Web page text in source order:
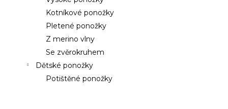
Kotníkové ponožky
Pletené ponožky
Z merino vlny
Se zvěrokruhem
Dětské ponožky
Potištěné ponožky